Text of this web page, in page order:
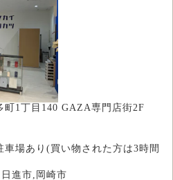
町1丁目140 GAZA専門店街2F
車場あり(買い物された方は3時間
進市,岡崎市